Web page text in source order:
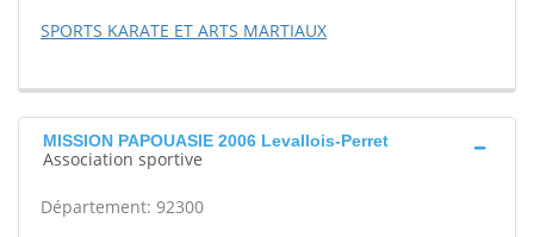
SPORTS KARATE ET ARTS MARTIAUX
MISSION PAPOUASIE 2006 Levallois-Perret
Association sportive
Département: 92300